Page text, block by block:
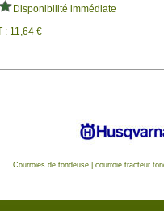
Disponibilité immédiate
: 11,64 €
Courroies de tondeuse| courroie tracteur